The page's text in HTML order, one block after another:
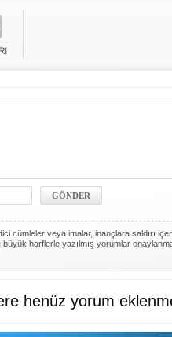
cümleler veya imalar, inançlara saldırı
harflerle yazılmış yorumlar
henüz yorum